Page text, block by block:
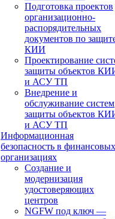
Подготовка проектов
организационно-
распорядительных
документов по
КИИ
Проектирование
защиты объектов
и АСУ ТП
Внедрение и
обслуживание систем
защиты объектов
и АСУ ТП
Информационная
безопасность в финансовых
организациях
Создание и
модернизация
удостоверяющих
центров
NGFW под ключ —